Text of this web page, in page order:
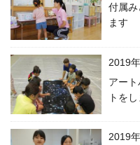
付属
ます
2019
アー
トを
2019